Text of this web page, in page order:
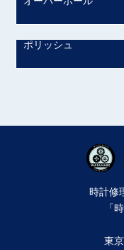
ポリッシュ
時計修
「
東